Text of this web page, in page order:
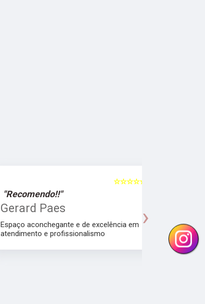
5
☆☆☆☆☆
Paes
aconchegante e de excelência em
e profissionalismo
›